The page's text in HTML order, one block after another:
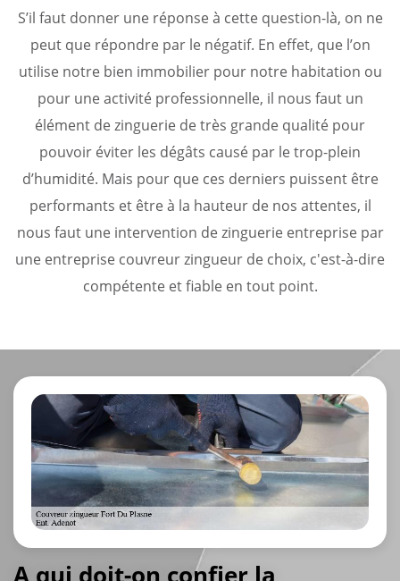
S’il faut donner une réponse à cette question-là, on ne
peut que répondre par le négatif. En effet, que l’on
utilise notre bien immobilier pour notre habitation ou
pour une activité professionnelle, il nous faut un
élément de zinguerie de très grande qualité pour
pouvoir éviter les dégâts causé par le trop-plein
d’humidité. Mais pour que ces derniers puissent être
performants et être à la hauteur de nos attentes, il
nous faut une intervention de zinguerie entreprise par
une entreprise couvreur zingueur de choix, c'est-à-dire
compétente et fiable en tout point.
A qui doit-on confier la